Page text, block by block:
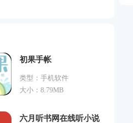
初果手帐
类型：手机软件
大小：8.79MB
六月听书网在线听小说